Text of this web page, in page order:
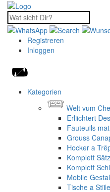
Registreren
Inloggen
Kategorien
Welt vum
Erliichtert
Fauteuils
Grouss
Hocker a
Komplett Sätz
Komplett
Mobile
Tische a